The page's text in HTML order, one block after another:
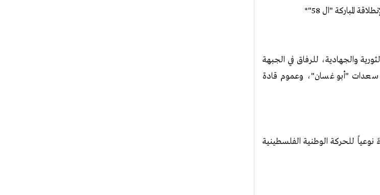
المباركة "ال 58"*
والجهادية، للرفاق في الجبهة
سعدات "أبو غسان"، وعموم قادة
للحركة الوطنية الفلسطينية